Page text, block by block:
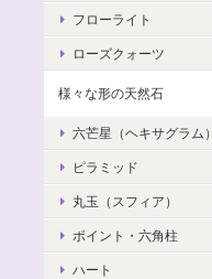
フローライト
ローズクォーツ
様々な形の天然石
六芒星（ヘキサグラム）
ピラミッド
丸玉（スフィア）
ポイント・六角柱
ハート